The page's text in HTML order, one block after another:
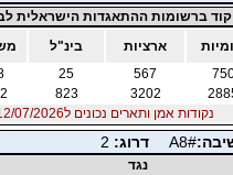
ברשומות ההתאגדות הישראלית
ארציות בינ"ל
567
25
3202
823
נקודות אמן ותארים נכונים ל12/07/2026
A8# דרוג: 2
נגד